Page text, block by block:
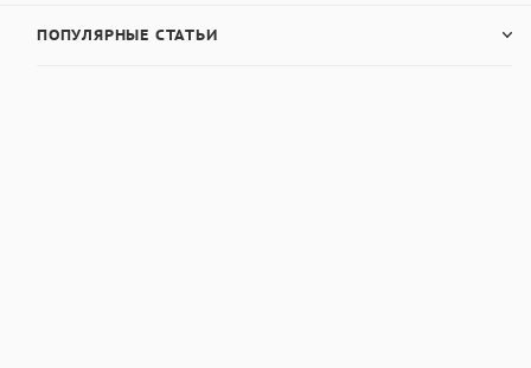
ПОПУЛЯРНЫЕ СТАТЬИ